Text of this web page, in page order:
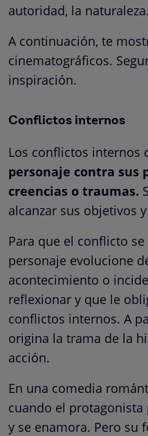
autoridad, la
A continuación, te
cinematográficos.
inspiración.
Conflictos internos
Los conflictos internos
personaje contra sus
creencias o traumas.
alcanzar sus objetivos
Para que el conflicto
personaje evolucione
acontecimiento o
reflexionar y que le
conflictos internos. A
origina la trama de la
acción.
En una comedia
cuando el
y se enamora. Pero su